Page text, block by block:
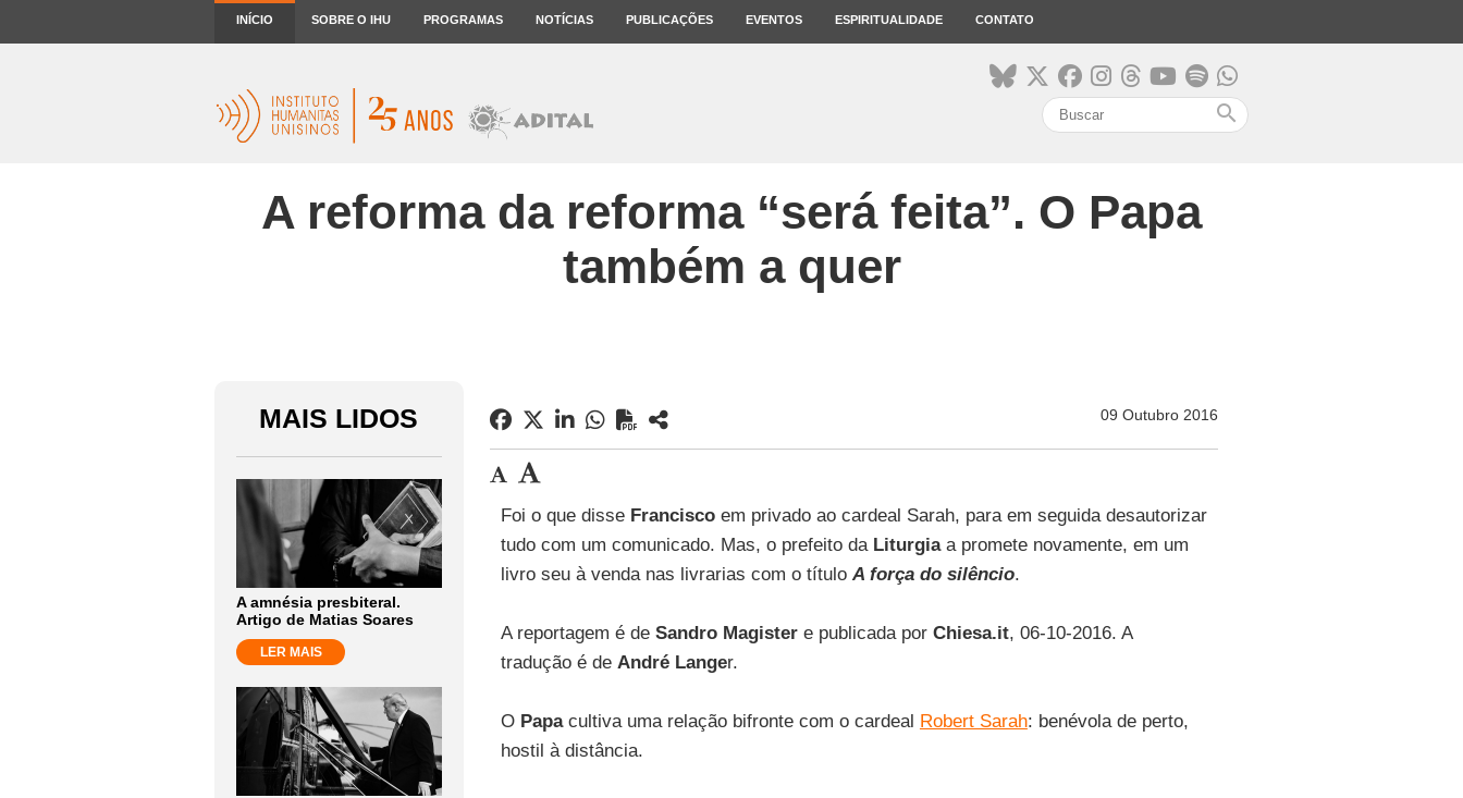
INÍCIO SOBRE O IHU PROGRAMAS NOTÍCIAS PUBLICAÇÕES EVENTOS ESPIRITUALIDADE CONTATO
search
A reforma da reforma “será feita”. O Papa
também a quer
MAIS LIDOS
A amnésia presbiteral.
Artigo de Matias Soares
LER MAIS
09 Outubro 2016
Foi o que disse Franciscoem privado ao cardeal Sarah, para em seguida desautorizar
tudo com um comunicado. Mas, o prefeito da Liturgiaa promete novamente, em um
livro seu à venda nas livrarias com o título A força do silêncio.
A reportagem é deSandro Magistere publicada porChiesa.it, 06-10-2016. A
tradução é de André Langer.
O Papacultiva uma relação bifronte com o cardeal Robert Sarah: benévola de perto,
hostil à distância.